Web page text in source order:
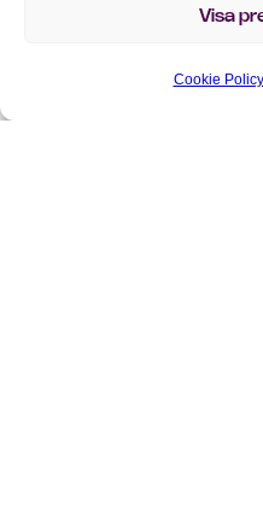
Visa
Cookie Policy
företag, är du varmt